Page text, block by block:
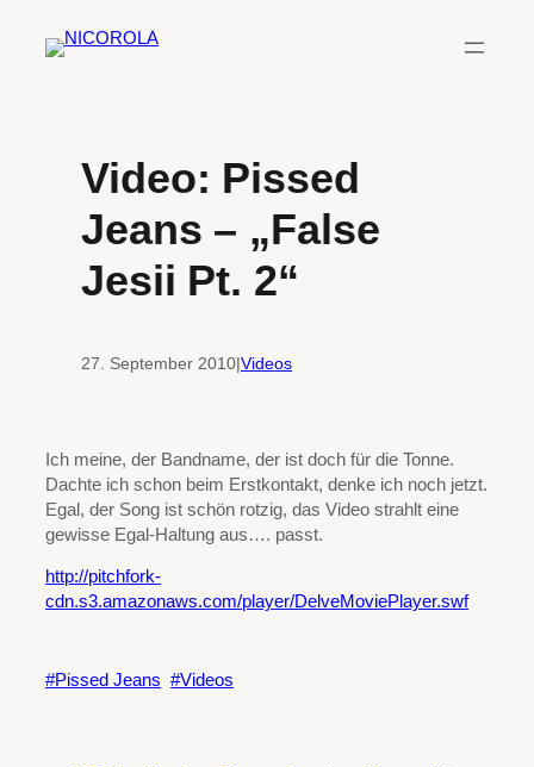
Inhalt
Video: Pissed
Jeans – „False
Jesii Pt. 2“
27. September 2010|Videos
Ich meine, der Bandname, der ist doch für die Tonne.
Dachte ich schon beim Erstkontakt, denke ich noch jetzt.
Egal, der Song ist schön rotzig, das Video strahlt eine
gewisse Egal-Haltung aus…. passt.
http://pitchfork-
cdn.s3.amazonaws.com/player/DelveMoviePlayer.swf
Pissed Jeans Videos